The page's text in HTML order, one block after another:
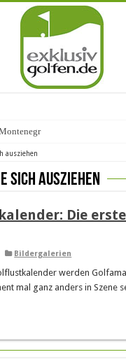
ausziehen
sich ausziehen
Die
Bildergalerien
werden
mal ganz anders in Szene